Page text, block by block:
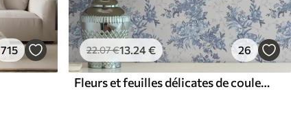
715 22.07€13.24€ 26
Fleurs et feuilles délicates de couleur bleue sur fond clair